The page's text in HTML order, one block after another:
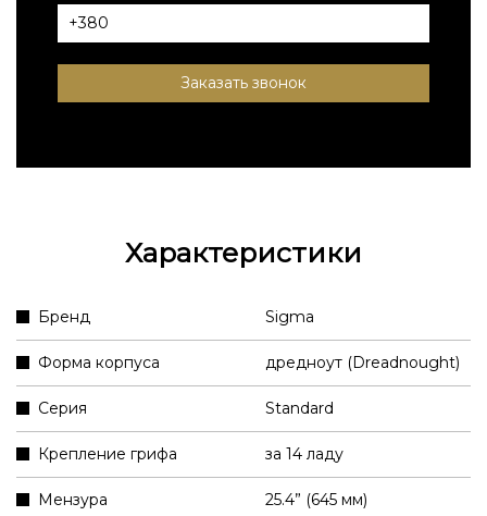
Заказать звонок
Характеристики
Бренд Sigma
Форма корпуса дредноут (Dreadnought)
Серия Standard
Крепление грифа за 14 ладу
Мензура 25.4” (645 мм)